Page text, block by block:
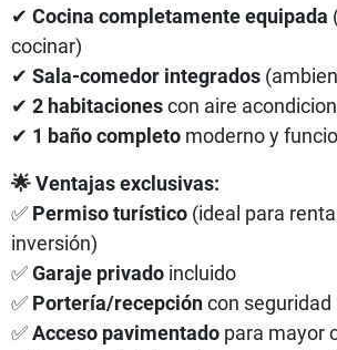
✔ Cocina completamente equipada
cocinar)
✔ Sala-comedor integrados
✔ 2 habitacionescon aire
✔ 1 baño completo moderno y
🌟 Ventajas exclusivas:
✅ Permiso turístico (ideal para
inversión)
✅Garaje privado incluido
✅ Portería/recepcióncon
✅Acceso pavimentado para mayor